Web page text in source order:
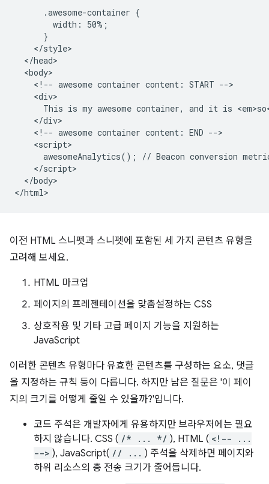
      .awesome-container {
        width: 50%;
      }
    </style>
  </head>
  <body>
    <!-- awesome container content: START -->
    <div>
This is my awesome container, and it is
    </div>
    <!-- awesome container content: END -->
    <script>
awesomeAnalytics(); // Beacon conversion
    </script>
  </body>
이전 HTML 스니펫과 스니펫에 포함된 세 가지 콘텐츠 유형을
고려해 보세요.
HTML 마크업
페이지의 프레젠테이션을 맞춤설정하는 CSS
상호작용 및 기타 고급 페이지 기능을 지원하는
JavaScript
이러한 콘텐츠 유형마다 유효한 콘텐츠를 구성하는 요소, 댓글
을 지정하는 규칙 등이 다릅니다. 하지만 남은 질문은 '이 페이
지의 크기를 어떻게 줄일 수 있을까?'입니다.
코드 주석은 개발자에게 유용하지만 브라우저에는 필요
하지 않습니다. CSS ( /* ... */ ), HTML ( <!-- ...
--> ), JavaScript( // ... ) 주석을 삭제하면 페이지와
하위 리소스의 총 전송 크기가 줄어듭니다.